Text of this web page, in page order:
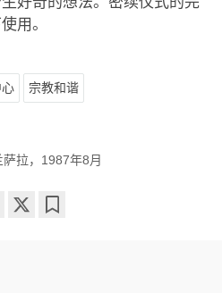
用。
宗教和谐
拉，1987年8月